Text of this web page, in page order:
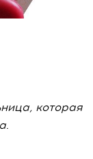
которая